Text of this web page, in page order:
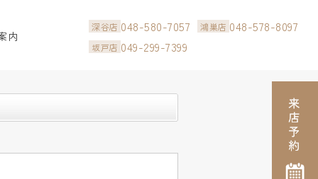
内
深谷店 048-580-7057 鴻巣店 048-578-8097
坂戸店 049-299-7399